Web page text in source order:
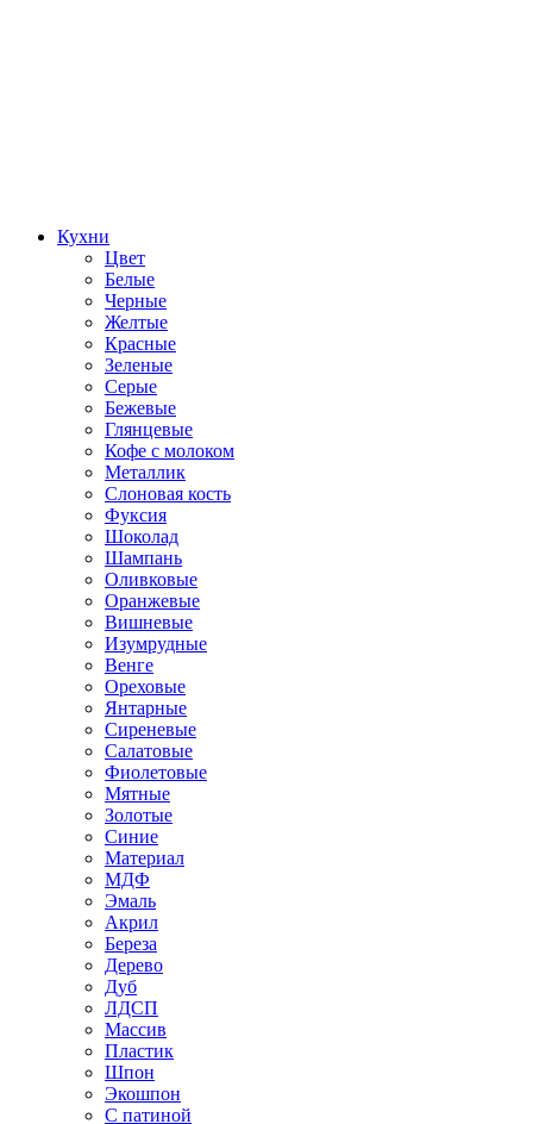
Кухни
Цвет
Белые
Черные
Желтые
Красные
Зеленые
Серые
Бежевые
Глянцевые
Кофе с молоком
Металлик
Слоновая кость
Фуксия
Шоколад
Шампань
Оливковые
Оранжевые
Вишневые
Изумрудные
Венге
Ореховые
Янтарные
Сиреневые
Салатовые
Фиолетовые
Мятные
Золотые
Синие
Материал
МДФ
Эмаль
Акрил
Береза
Дерево
Дуб
ЛДСП
Массив
Пластик
Шпон
Экошпон
С патиной